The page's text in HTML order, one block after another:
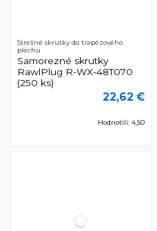
Strešné skrutky do trapézového
plechu
Samorezné skrutky
RawlPlug R-WX-48T070
(250 ks)
22,62 €
Hodnotili: 4,50